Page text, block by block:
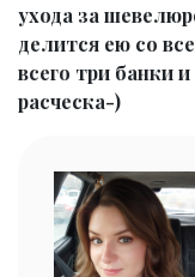
ухода за
делится ею со
всего три банки
расческа-)